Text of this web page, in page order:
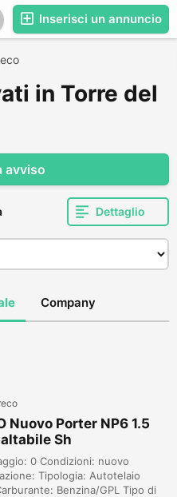
Inserisci un annuncio
in Torre del
avviso
Dettaglio
Company
Nuovo Porter NP6 1.5
Sh
0 Condizioni: nuovo
Tipologia: Autotelaio
Benzina/GPL Tipo di